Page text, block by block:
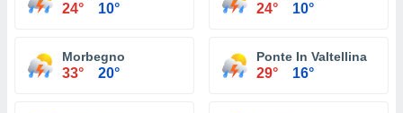
24° 10° 24° 10°
Morbegno
33° 20°
Ponte In Valtellina
29° 16°